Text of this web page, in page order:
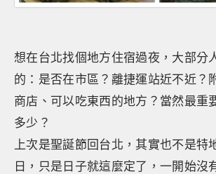
想在台北找個地方住宿過夜，大部分
的：是否在市區？離捷運站近不近？
商店、可以吃東西的地方？當然最重
多少？
上次是聖誕節回台北，其實也不是特
日，只是日子就這麼定了，一開始沒